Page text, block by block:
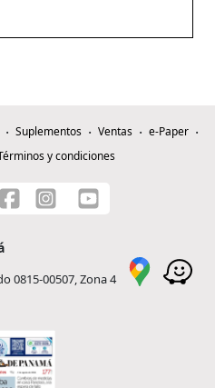
Suplementos Ventas
e-Paper
y condiciones
0815-00507, Zona 4